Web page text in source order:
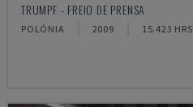
TRUMPF - FREIO DE PRENSA
POLÓNIA 2009 15.423 HRS